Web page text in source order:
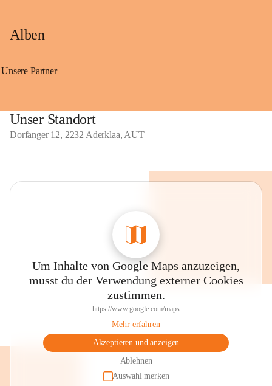
Alben
Unsere Partner
Unser Standort
Dorfanger 12, 2232 Aderklaa, AUT
Um Inhalte von Google Maps anzuzeigen,
musst du der Verwendung externer Cookies
zustimmen.
https://www.google.com/maps
Mehr erfahren
Akzeptieren und anzeigen
Ablehnen
Auswahl merken